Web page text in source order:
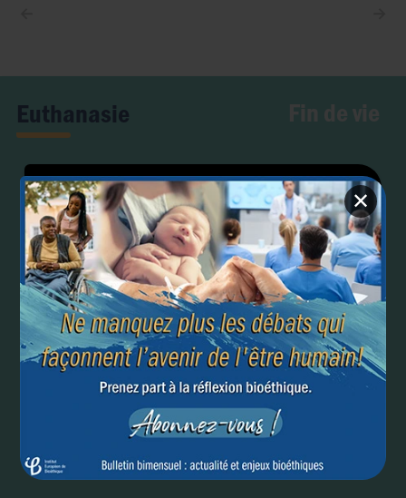
✕
Euthanasie Fin de vie
Elargissement de l’euthanasie aux troubles mentaux :
le Canada va-t-il se raviser ?